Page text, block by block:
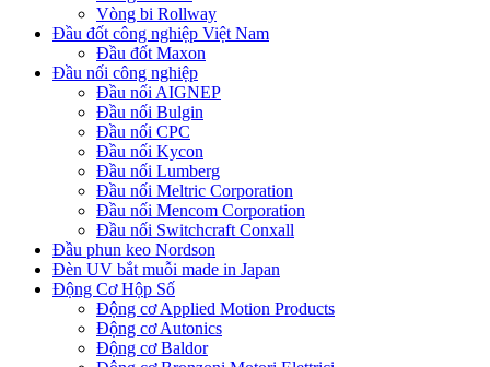
Vòng bi Rollway
Đầu đốt công nghiệp Việt Nam
Đầu đốt Maxon
Đầu nối công nghiệp
Đầu nối AIGNEP
Đầu nối Bulgin
Đầu nối CPC
Đầu nối Kycon
Đầu nối Lumberg
Đầu nối Meltric Corporation
Đầu nối Mencom Corporation
Đầu nối Switchcraft Conxall
Đầu phun keo Nordson
Đèn UV bắt muỗi made in Japan
Động Cơ Hộp Số
Động cơ Applied Motion Products
Động cơ Autonics
Động cơ Baldor